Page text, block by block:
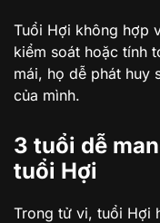
Tuổi Hợi không hợp
kiểm soát hoặc tính
mái, họ dễ phát huy
của mình.
3 tuổi dễ
tuổi Hợi
Trong tử vi, tuổi Hợi